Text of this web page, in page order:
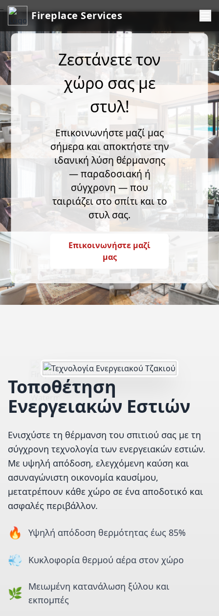
Fireplace Services
Ζεστάνετε τον
χώρο σας με
στυλ!
Επικοινωνήστε μαζί μας
σήμερα και αποκτήστε την
ιδανική λύση θέρμανσης
— παραδοσιακή ή
σύγχρονη — που
ταιριάζει στο σπίτι και το
στυλ σας.
Επικοινωνήστε μαζί
μας
Τοποθέτηση
Ενεργειακών Εστιών
Ενισχύστε τη θέρμανση του σπιτιού σας με τη
σύγχρονη τεχνολογία των ενεργειακών εστιών.
Με υψηλή απόδοση, ελεγχόμενη καύση και
ασυναγώνιστη οικονομία καυσίμου,
μετατρέπουν κάθε χώρο σε ένα αποδοτικό και
ασφαλές περιβάλλον.
🔥 Υψηλή απόδοση θερμότητας έως 85%
💨 Κυκλοφορία θερμού αέρα στον χώρο
🌿 Μειωμένη κατανάλωση ξύλου και
εκπομπές